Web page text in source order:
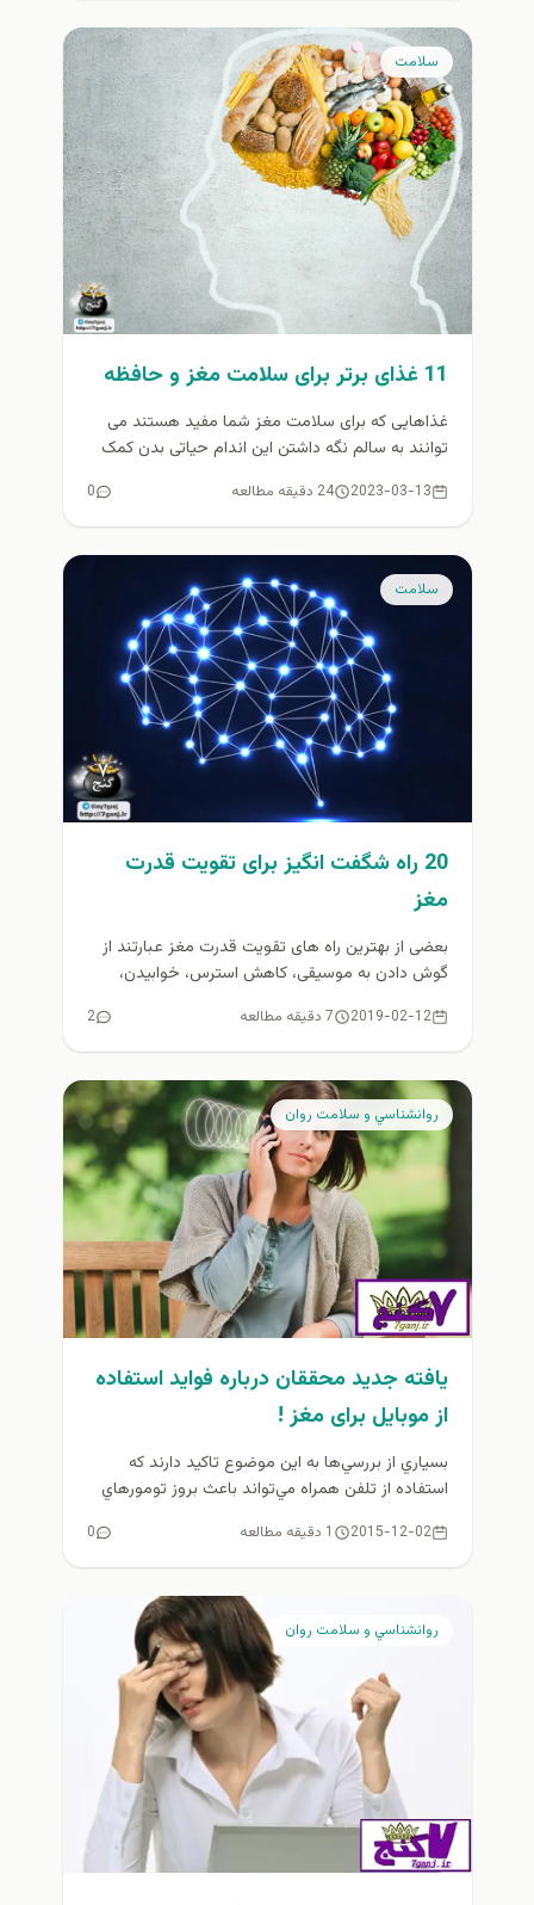
سلامت
11 غذای برتر برای سلامت مغز و حافظه
غذاهایی که برای سلامت مغز شما مفید هستند می
توانند به سالم نگه داشتن این اندام حیاتی بدن کمک
2023-03-13 24 دقیقه مطالعه 0
سلامت
20 راه شگفت انگیز برای تقویت قدرت
مغز
بعضی از بهترین راه های تقویت قدرت مغز عبارتند از
گوش دادن به موسیقی، کاهش استرس، خوابیدن،
2019-02-12 7 دقیقه مطالعه 2
روانشناسي و سلامت روان
یافته جدید محققان درباره فواید استفاده
از موبایل برای مغز !
بسياري از بررسي‌ها به اين موضوع تاكيد دارند كه
استفاده از تلفن همراه مي‌تواند باعث بروز تومورهاي
2015-12-02 1 دقیقه مطالعه 0
روانشناسي و سلامت روان